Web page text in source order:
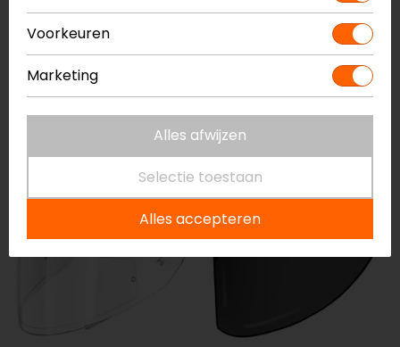
Schuberth
S2/C3/C3 Pro Vizier
Shoei
CWR-F2 NXR 2 Vizier
199,95
-7%
Voorkeuren
Marketing
Alles afwijzen
Selectie toestaan
Alles accepteren